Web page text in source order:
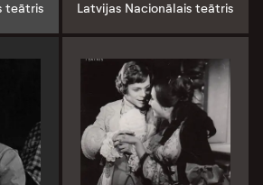
teātris Latvijas Nacionālais teātris